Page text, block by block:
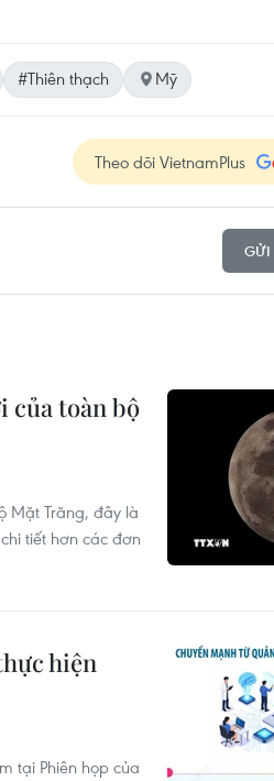
#Thiên thạch Mỹ
Theo dõi VietnamPlus
GỬI
của toàn bộ
Mặt Trăng, đây là
tiết hơn các đơn
hiện
tại Phiên họp của